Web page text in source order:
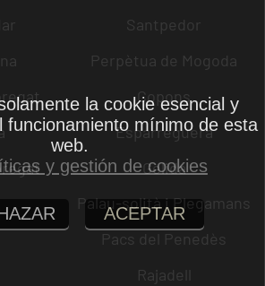
Santpedor
Perpètua de Mogoda
Copons
Esparreguera
Gelida
Palau-solità i Plegamans
Pacs del Penedès
Rajadell
la cookie esencial y
funcionamiento mínimo de esta
web.
y gestión de cookies
ACEPTAR